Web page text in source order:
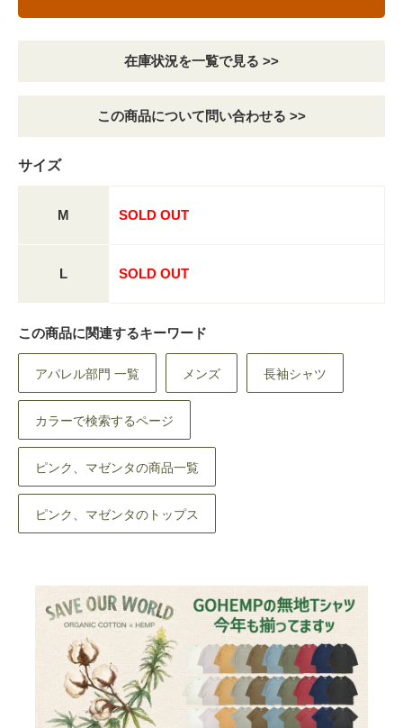
在庫状況を一覧で見る >>
この商品について問い合わせる >>
サイズ
M SOLD OUT
L SOLD OUT
この商品に関連するキーワード
アパレル部門 一覧 メンズ 長袖シャツ
カラーで検索するページ
ピンク、マゼンタの商品一覧
ピンク、マゼンタのトップス